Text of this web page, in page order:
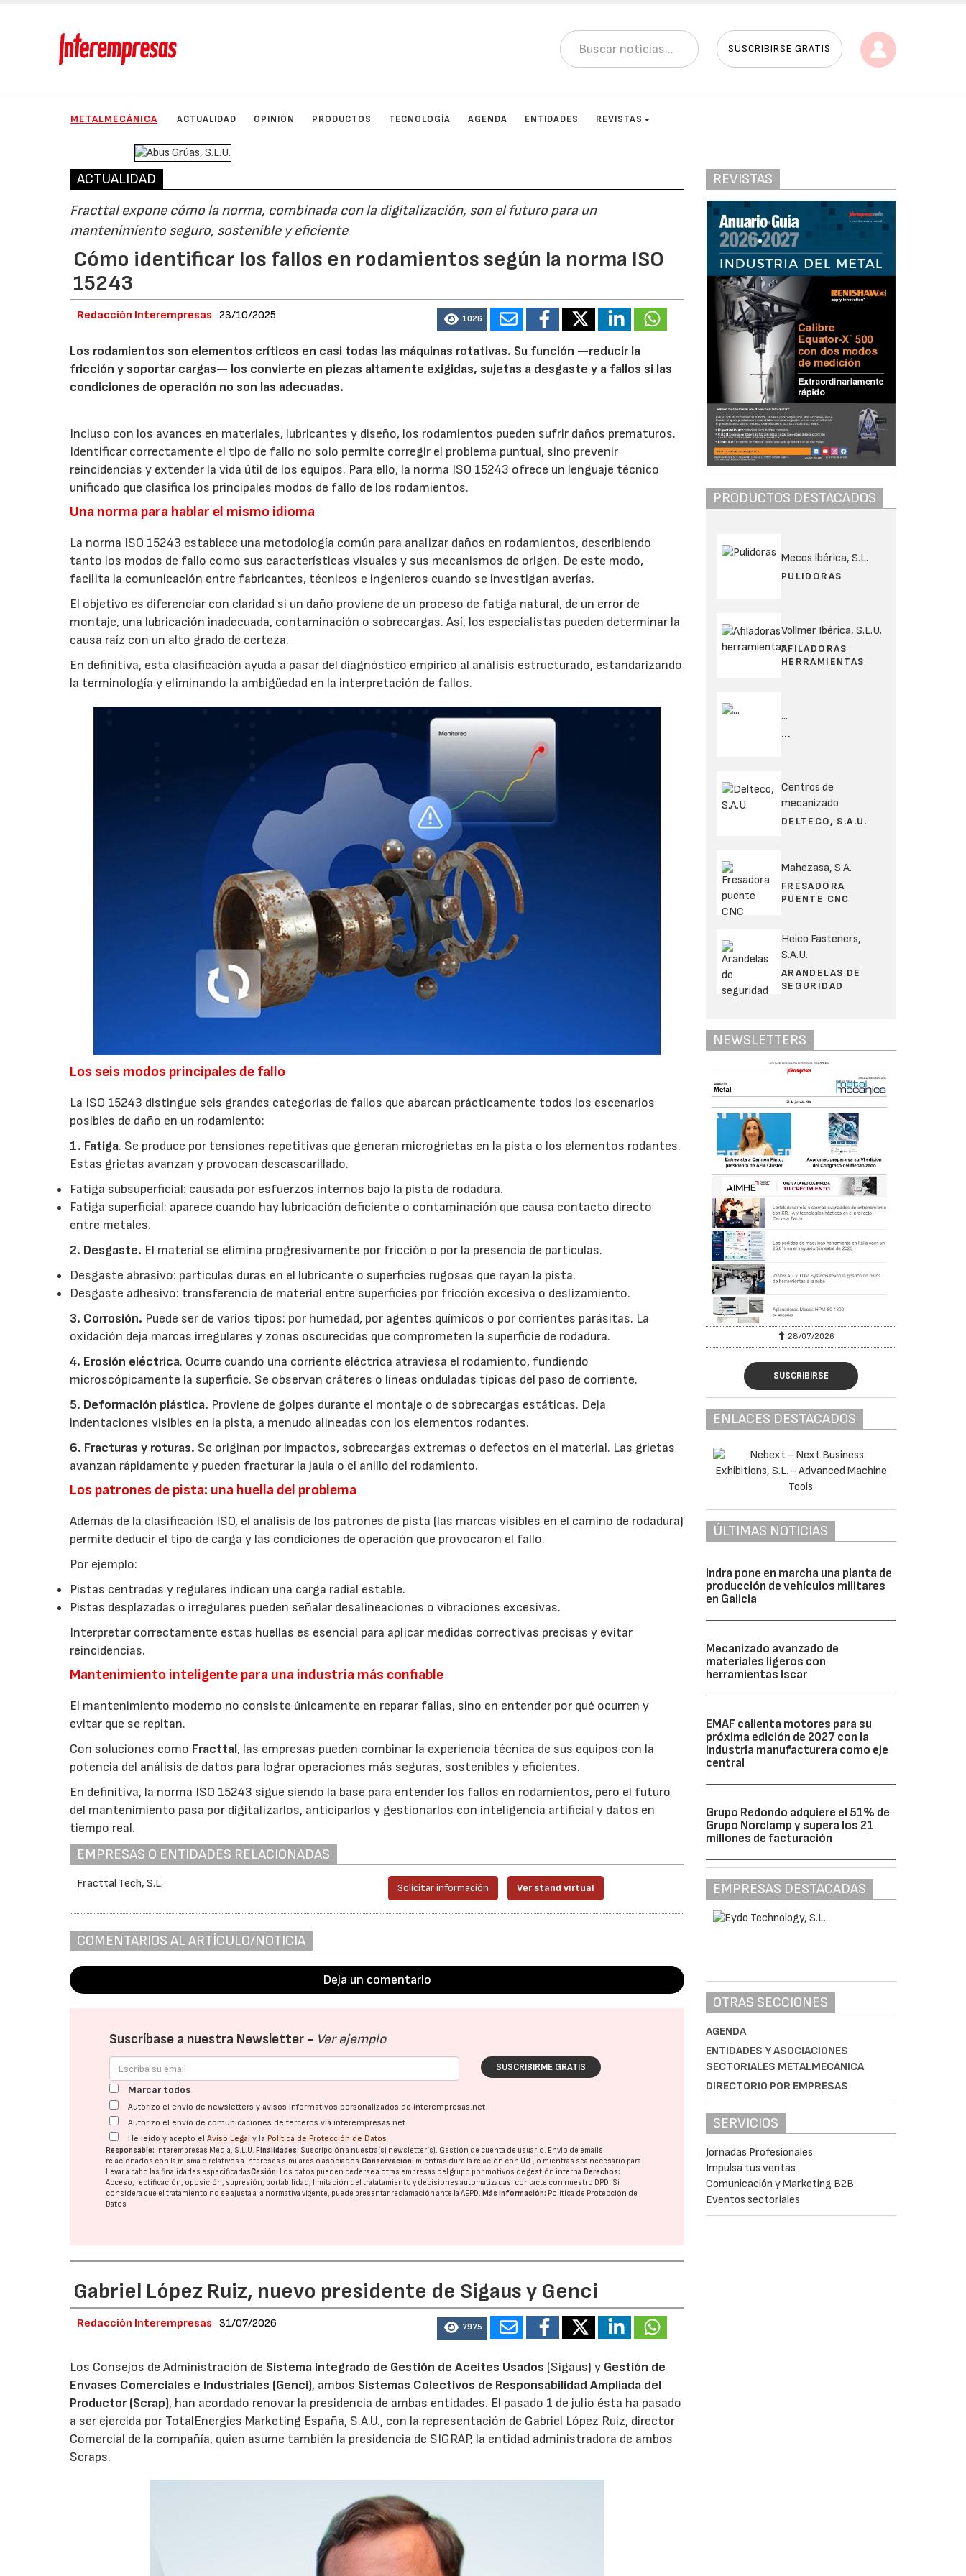
SUSCRIBIRSE GRATIS
METALMECÁNICA ACTUALIDAD OPINIÓN PRODUCTOS TECNOLOGÍA AGENDA ENTIDADES REVISTAS
ACTUALIDAD
Fracttal expone cómo la norma, combinada con la digitalización, son el futuro para un
mantenimiento seguro, sostenible y eficiente
Cómo identificar los fallos en rodamientos según la norma ISO
15243
Redacción Interempresas 23/10/2025 1026
Los rodamientos son elementos críticos en casi todas las máquinas rotativas. Su función —reducir la
fricción y soportar cargas— los convierte en piezas altamente exigidas, sujetas a desgaste y a fallos si las
condiciones de operación no son las adecuadas.
Incluso con los avances en materiales, lubricantes y diseño, los rodamientos pueden sufrir daños prematuros.
Identificar correctamente el tipo de fallo no solo permite corregir el problema puntual, sino prevenir
reincidencias y extender la vida útil de los equipos. Para ello, la norma ISO 15243 ofrece un lenguaje técnico
unificado que clasifica los principales modos de fallo de los rodamientos.
Una norma para hablar el mismo idioma
La norma ISO 15243 establece una metodología común para analizar daños en rodamientos, describiendo
tanto los modos de fallo como sus características visuales y sus mecanismos de origen. De este modo,
facilita la comunicación entre fabricantes, técnicos e ingenieros cuando se investigan averías.
El objetivo es diferenciar con claridad si un daño proviene de un proceso de fatiga natural, de un error de
montaje, una lubricación inadecuada, contaminación o sobrecargas. Así, los especialistas pueden determinar la
causa raíz con un alto grado de certeza.
En definitiva, esta clasificación ayuda a pasar del diagnóstico empírico al análisis estructurado, estandarizando
la terminología y eliminando la ambigüedad en la interpretación de fallos.
Los seis modos principales de fallo
La ISO 15243 distingue seis grandes categorías de fallos que abarcan prácticamente todos los escenarios
posibles de daño en un rodamiento:
1. Fatiga. Se produce por tensiones repetitivas que generan microgrietas en la pista o los elementos rodantes.
Estas grietas avanzan y provocan descascarillado.
Fatiga subsuperficial: causada por esfuerzos internos bajo la pista de rodadura.
Fatiga superficial: aparece cuando hay lubricación deficiente o contaminación que causa contacto directo
entre metales.
2. Desgaste. El material se elimina progresivamente por fricción o por la presencia de partículas.
Desgaste abrasivo: partículas duras en el lubricante o superficies rugosas que rayan la pista.
Desgaste adhesivo: transferencia de material entre superficies por fricción excesiva o deslizamiento.
3. Corrosión. Puede ser de varios tipos: por humedad, por agentes químicos o por corrientes parásitas. La
oxidación deja marcas irregulares y zonas oscurecidas que comprometen la superficie de rodadura.
4. Erosión eléctrica. Ocurre cuando una corriente eléctrica atraviesa el rodamiento, fundiendo
microscópicamente la superficie. Se observan cráteres o líneas onduladas típicas del paso de corriente.
5. Deformación plástica. Proviene de golpes durante el montaje o de sobrecargas estáticas. Deja
indentaciones visibles en la pista, a menudo alineadas con los elementos rodantes.
6. Fracturas y roturas. Se originan por impactos, sobrecargas extremas o defectos en el material. Las grietas
avanzan rápidamente y pueden fracturar la jaula o el anillo del rodamiento.
Los patrones de pista: una huella del problema
Además de la clasificación ISO, el análisis de los patrones de pista (las marcas visibles en el camino de rodadura)
permite deducir el tipo de carga y las condiciones de operación que provocaron el fallo.
Por ejemplo:
Pistas centradas y regulares indican una carga radial estable.
Pistas desplazadas o irregulares pueden señalar desalineaciones o vibraciones excesivas.
Interpretar correctamente estas huellas es esencial para aplicar medidas correctivas precisas y evitar
reincidencias.
Mantenimiento inteligente para una industria más confiable
El mantenimiento moderno no consiste únicamente en reparar fallas, sino en entender por qué ocurren y
evitar que se repitan.
Con soluciones como Fracttal, las empresas pueden combinar la experiencia técnica de sus equipos con la
potencia del análisis de datos para lograr operaciones más seguras, sostenibles y eficientes.
En definitiva, la norma ISO 15243 sigue siendo la base para entender los fallos en rodamientos, pero el futuro
del mantenimiento pasa por digitalizarlos, anticiparlos y gestionarlos con inteligencia artificial y datos en
tiempo real.
EMPRESAS O ENTIDADES RELACIONADAS
Fracttal Tech, S.L. Solicitar información Ver stand virtual
COMENTARIOS AL ARTÍCULO/NOTICIA
Deja un comentario
Suscríbase a nuestra Newsletter - Ver ejemplo
SUSCRIBIRME GRATIS
Marcar todos
Autorizo el envío de newsletters y avisos informativos personalizados de interempresas.net
Autorizo el envío de comunicaciones de terceros vía interempresas.net
He leído y acepto elAviso Legal y la Política de Protección de Datos
Responsable: Interempresas Media, S.L.U. Finalidades: Suscripción a nuestra(s) newsletter(s). Gestión de cuenta de usuario. Envío de emails
relacionados con la misma o relativos a intereses similares o asociados.Conservación: mientras dure la relación con Ud., o mientras sea necesario para
llevar a cabo las finalidades especificadasCesión: Los datos pueden cederse a otras empresas del grupo por motivos de gestión interna. Derechos:
Acceso, rectificación, oposición, supresión, portabilidad, limitación del tratatamiento y decisiones automatizadas: contacte con nuestro DPD. Si
considera que el tratamiento no se ajusta a la normativa vigente, puede presentar reclamación ante laAEPD. Más información: Política de Protección de
Datos
Gabriel López Ruiz, nuevo presidente de Sigaus y Genci
Redacción Interempresas 31/07/2026 7975
Los Consejos de Administración de Sistema Integrado de Gestión de Aceites Usados (Sigaus) y Gestión de
Envases Comerciales e Industriales (Genci), ambos Sistemas Colectivos de Responsabilidad Ampliada del
Productor (Scrap), han acordado renovar la presidencia de ambas entidades. El pasado 1 de julio ésta ha pasado
a ser ejercida por TotalEnergies Marketing España, S.A.U., con la representación de Gabriel López Ruiz, director
Comercial de la compañía, quien asume también la presidencia de SIGRAP, la entidad administradora de ambos
Scraps.
REVISTAS
PRODUCTOS DESTACADOS
Mecos Ibérica, S.L.
PULIDORAS
Vollmer Ibérica, S.L.U.
AFILADORAS
HERRAMIENTAS
...
...
Centros de
mecanizado
DELTECO, S.A.U.
Mahezasa, S.A.
FRESADORA
PUENTE CNC
Heico Fasteners,
S.A.U.
ARANDELAS DE
SEGURIDAD
NEWSLETTERS
28/07/2026 30/07/2026 28/07/2026
SUSCRIBIRSE
ENLACES DESTACADOS
ÚLTIMAS NOTICIAS
Indra pone en marcha una planta de
producción de vehículos militares
en Galicia
Mecanizado avanzado de
materiales ligeros con
herramientas Iscar
EMAF calienta motores para su
próxima edición de 2027 con la
industria manufacturera como eje
central
Grupo Redondo adquiere el 51% de
Grupo Norclamp y supera los 21
millones de facturación
EMPRESAS DESTACADAS
OTRAS SECCIONES
AGENDA
ENTIDADES Y ASOCIACIONES
SECTORIALES METALMECÁNICA
DIRECTORIO POR EMPRESAS
SERVICIOS
Jornadas Profesionales
Impulsa tus ventas
Comunicación y Marketing B2B
Eventos sectoriales